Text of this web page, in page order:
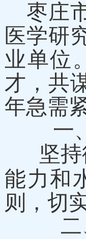
枣庄
医学研
业单位。
才，共
年急需
一
坚
能力和
则，切
二